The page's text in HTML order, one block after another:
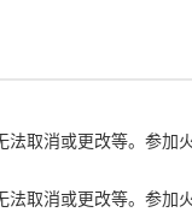
法取消或更改等。参加
法取消或更改等。参加